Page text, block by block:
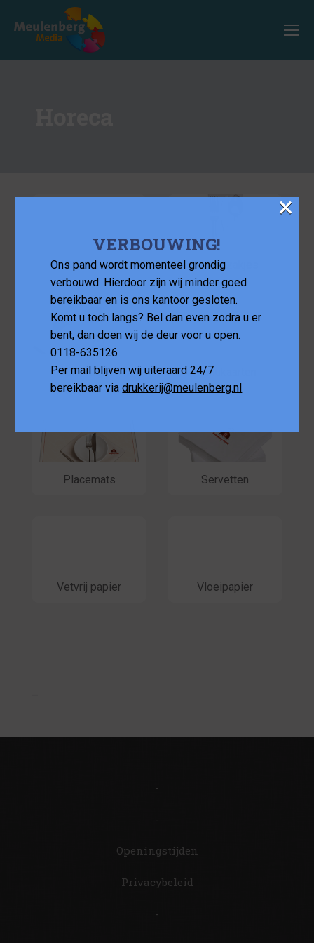
Barmatten Bestekzakjes
Bierviltjes Menukaarten
Placemats Servetten
Vetvrij papier Vloeipapier
-
-
Openingstijden
Privacybeleid
-
VERBOUWING!
Ons pand wordt momenteel grondig
verbouwd. Hierdoor zijn wij minder goed
bereikbaar en is ons kantoor gesloten.
Komt u toch langs? Bel dan even zodra u er
bent, dan doen wij de deur voor u open.
0118-635126
Per mail blijven wij uiteraard 24/7
bereikbaar viadrukkerij@meulenberg.nl
×